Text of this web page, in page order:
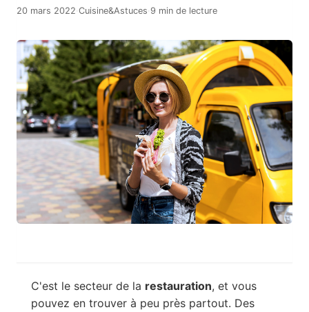
Astuces
Rechercher
Facebook
20 mars 2022·Cuisine&Astuces· 9 min de lecture
C'est le secteur de la restauration, et vous
pouvez en trouver à peu près partout. Des